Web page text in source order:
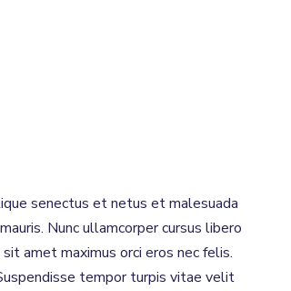
senectus et netus et malesuada
Nunc ullamcorper cursus libero
amet maximus orci eros nec felis.
tempor turpis vitae velit